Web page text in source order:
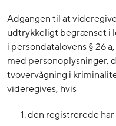
Adgangen til at
udtrykkeligt begrænset i
i persondatalovens § 26
med personoplysninger,
tvovervågning i
videregives, hvis
den registrerede